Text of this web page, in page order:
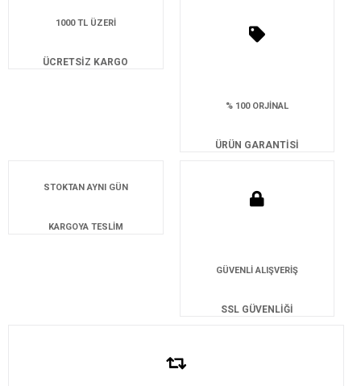
1000 TL ÜZERİ
ÜCRETSİZ KARGO
% 100 ORJİNAL
ÜRÜN GARANTİSİ
STOKTAN AYNI GÜN
KARGOYA TESLİM
GÜVENLİ ALIŞVERİŞ
SSL GÜVENLİĞİ